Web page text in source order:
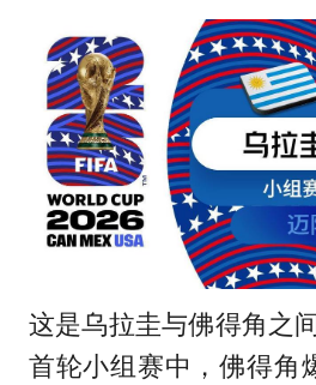
这是乌拉圭与佛得角之
首轮小组赛中，佛得角